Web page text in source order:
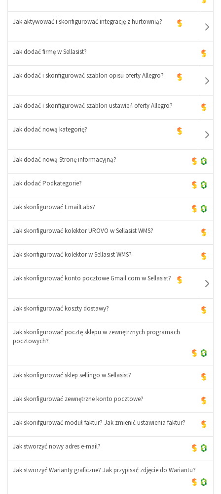
-
+
Jak aktywować i skonfigurować integrację z hurtownią?
+
Jak dodać firmę w Sellasist?
Jak dodać i skonfigurować szablon opisu oferty Allegro?
+
Jak dodać i skonfigurować szablon ustawień oferty Allegro?
Jak dodać nową kategorię?
+
Jak dodać nową Stronę informacyjną?
Jak dodać Podkategorie?
Jak skonfigurować EmailLabs?
Jak skonfigurować kolektor UROVO w Sellasist WMS?
Jak skonfigurować kolektor w Sellasist WMS?
Jak skonfigurować konto pocztowe Gmail.com w Sellasist?
-
Jak skonfigurować koszty dostawy?
Jak skonfigurować pocztę sklepu w zewnętrznych programach
pocztowych?
Jak skonfigurować sklep sellingo w Sellasist?
Jak skonfigurować zewnętrzne konto pocztowe?
Jak skonifgurować moduł faktur? Jak zmienić ustawienia faktur?
Jak stworzyć nowy adres e-mail?
Jak stworzyć Warianty graficzne? Jak przypisać zdjęcie do Wariantu?